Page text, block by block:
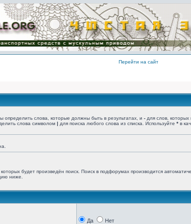
Перейти на сайт
определить слова, которые должны быть в результатах, и - для слов, которых
слова символом | для поиска любого слова из списка. Используйте * в
будет произведён поиск. Поиск в подфорумах производится
ниже.
Да Нет